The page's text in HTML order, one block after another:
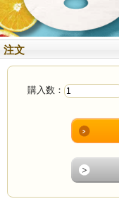
注文
購入数：